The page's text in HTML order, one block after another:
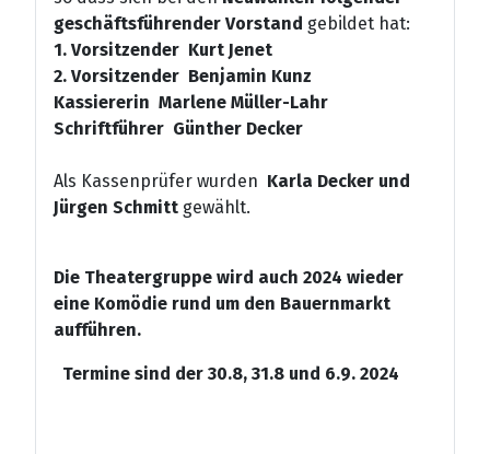
geschäftsführender Vorstand gebildet hat:
1. Vorsitzender Kurt Jenet
2. Vorsitzender Benjamin Kunz
Kassiererin Marlene Müller-Lahr
Schriftführer Günther Decker
Als Kassenprüfer wurden Karla Decker und
Jürgen Schmitt gewählt.
Die Theatergruppe wird auch 2024 wieder
eine Komödie rund um den Bauernmarkt
aufführen.
Termine sind der 30.8, 31.8 und 6.9. 2024